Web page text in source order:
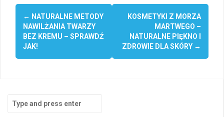
Post
navigation
← NATURALNE METODY
NAWILŻANIA TWARZY
BEZ KREMU – SPRAWDŹ
JAK!
KOSMETYKI Z MORZA
MARTWEGO –
NATURALNE PIĘKNO I
ZDROWIE DLA SKÓRY →
Search
for: